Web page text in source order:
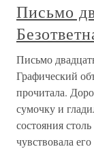
Письмо
Письмо
Графический
прочитала.
сумочку и
состояния
чувствовала его